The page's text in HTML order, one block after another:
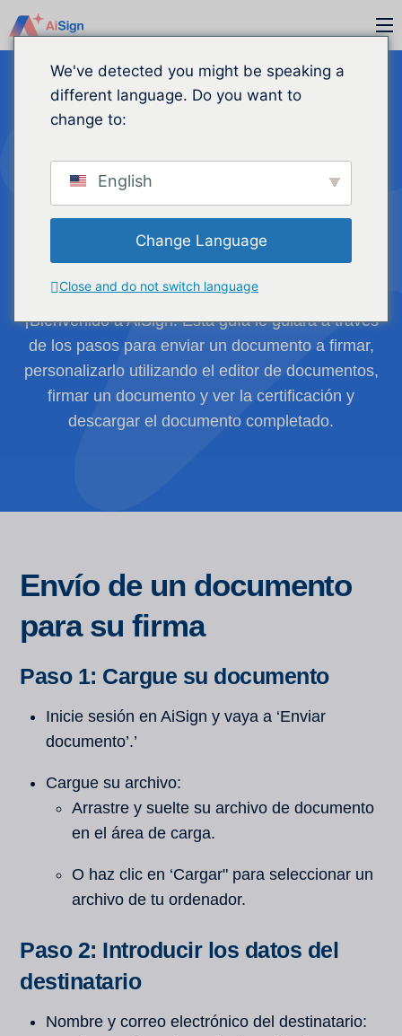
contenido
Cómo enviar, firmar
y gestionar
documentos en
AiSign
¡Bienvenido a AiSign! Esta guía le guiará a través
de los pasos para enviar un documento a firmar,
personalizarlo utilizando el editor de documentos,
firmar un documento y ver la certificación y
descargar el documento completado.
Envío de un documento
para su firma
Paso 1: Cargue su documento
Inicie sesión en AiSign y vaya a ‘Enviar
documento’.’
Cargue su archivo:
Arrastre y suelte su archivo de documento
en el área de carga.
O haz clic en ‘Cargar" para seleccionar un
archivo de tu ordenador.
Paso 2: Introducir los datos del
destinatario
Nombre y correo electrónico del destinatario:
We've detected you might be speaking a
different language. Do you want to
change to:
English
Change Language
Close and do not switch language